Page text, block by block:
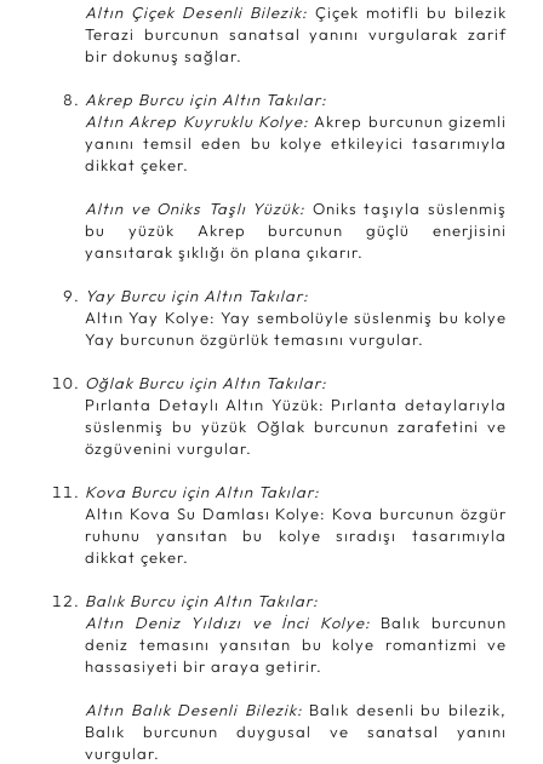
Altın Çiçek Desenli Bilezik: Çiçek motifli bu bilezik
Terazi burcunun sanatsal yanını vurgularak zarif
bir dokunuş sağlar.
Akrep Burcu için Altın Takılar:
Altın Akrep Kuyruklu Kolye: Akrep burcunun gizemli
yanını temsil eden bu kolye etkileyici tasarımıyla
dikkat çeker.
Altın ve Oniks Taşlı Yüzük: Oniks taşıyla süslenmiş
bu yüzük Akrep burcunun güçlü enerjisini
yansıtarak şıklığı ön plana çıkarır.
Yay Burcu için Altın Takılar:
Altın Yay Kolye: Yay sembolüyle süslenmiş bu kolye
Yay burcunun özgürlük temasını vurgular.
Oğlak Burcu için Altın Takılar:
Pırlanta Detaylı Altın Yüzük: Pırlanta detaylarıyla
süslenmiş bu yüzük Oğlak burcunun zarafetini ve
özgüvenini vurgular.
Kova Burcu için Altın Takılar:
Altın Kova Su Damlası Kolye: Kova burcunun özgür
ruhunu yansıtan bu kolye sıradışı tasarımıyla
dikkat çeker.
Balık Burcu için Altın Takılar:
Altın Deniz Yıldızı ve İnci Kolye: Balık burcunun
deniz temasını yansıtan bu kolye romantizmi ve
hassasiyeti bir araya getirir.
Altın Balık Desenli Bilezik: Balık desenli bu bilezik,
Balık burcunun duygusal ve sanatsal yanını
vurgular.